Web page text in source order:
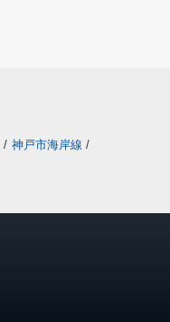
/ 神戸市海岸線 /